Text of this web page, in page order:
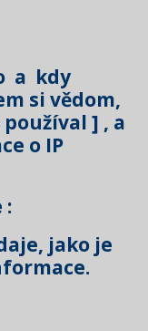
a kdy
si vědom,
] , a
o IP
:
jako je